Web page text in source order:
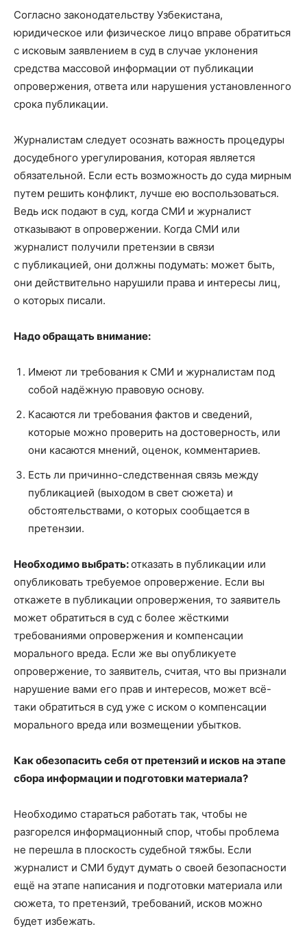
Согласно законодательству Узбекистана,
юридическое или физическое лицо вправе обратиться
с исковым заявлением в суд в случае уклонения
средства массовой информации от публикации
опровержения, ответа или нарушения установленного
срока публикации.
Журналистам следует осознать важность процедуры
досудебного урегулирования, которая является
обязательной. Если есть возможность до суда мирным
путем решить конфликт, лучше ею воспользоваться.
Ведь иск подают в суд, когда СМИ и журналист
отказывают в опровержении. Когда СМИ или
журналист получили претензии в связи
с публикацией, они должны подумать: может быть,
они действительно нарушили права и интересы лиц,
о которых писали.
Надо обращать внимание:
Имеют ли требования к СМИ и журналистам под
собой надёжную правовую основу.
Касаются ли требования фактов и сведений,
которые можно проверить на достоверность, или
они касаются мнений, оценок, комментариев.
Есть ли причинно-следственная связь между
публикацией (выходом в свет сюжета) и
обстоятельствами, о которых сообщается в
претензии.
Необходимо выбрать:отказать в публикации или
опубликовать требуемое опровержение. Если вы
откажете в публикации опровержения, то заявитель
может обратиться в суд с более жёсткими
требованиями опровержения и компенсации
морального вреда. Если же вы опубликуете
опровержение, то заявитель, считая, что вы признали
нарушение вами его прав и интересов, может всё-
таки обратиться в суд уже с иском о компенсации
морального вреда или возмещении убытков.
Как обезопасить себя от претензий и исков на этапе
сбора информации и подготовки материала?
Необходимо стараться работать так, чтобы не
разгорелся информационный спор, чтобы проблема
не перешла в плоскость судебной тяжбы. Если
журналист и СМИ будут думать о своей безопасности
ещё на этапе написания и подготовки материала или
сюжета, то претензий, требований, исков можно
будет избежать.